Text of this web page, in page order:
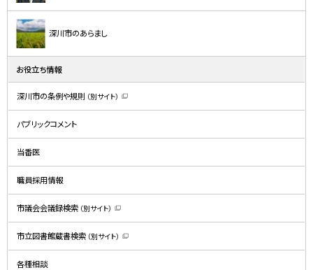
深川市のあらまし
お役立ち情報
深川市の条例や規則 （別サイト）
新
ン
で
す
）
パブリックコメント
当番医
職員採用情報
市議会会議録検索 （別サイト）
新
規
ウ
ン
市立図書館蔵書検索 （別サイト）
新
各種相談